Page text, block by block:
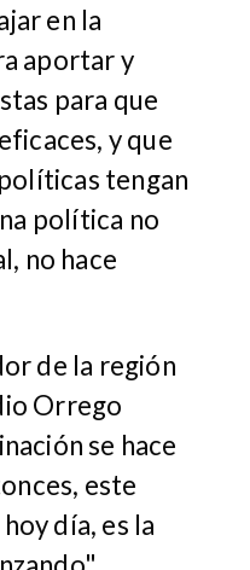
en la
aportar y
para que
y que
tengan
política no
no hace
de la región
Orrego
se hace
este
día, es la